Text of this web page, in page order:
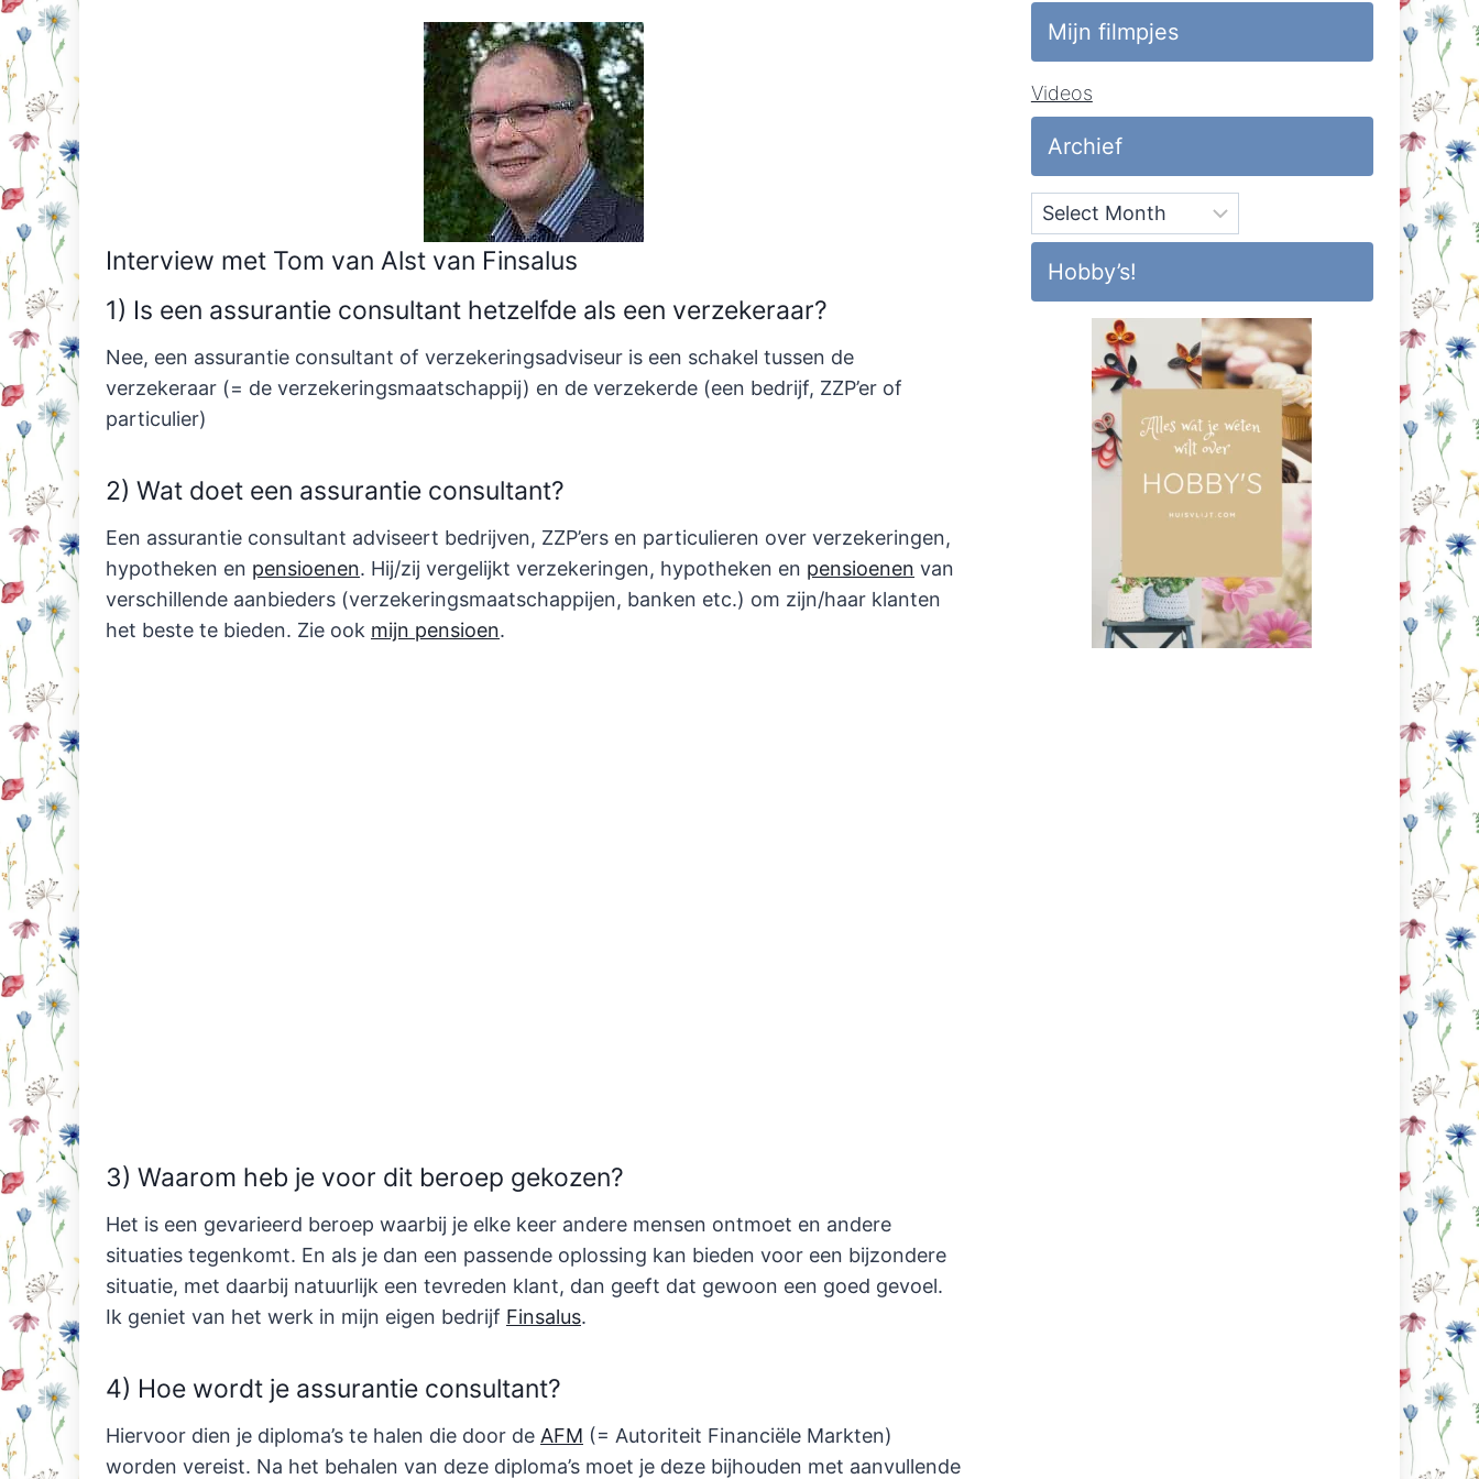
Interview met Tom van Alst van Finsalus
1) Is een assurantie consultant hetzelfde als een verzekeraar?
Nee, een assurantie consultant of verzekeringsadviseur is een schakel tussen de
verzekeraar (= de verzekeringsmaatschappij) en de verzekerde (een bedrijf, ZZP’er of
particulier)
2) Wat doet een assurantie consultant?
Een assurantie consultant adviseert bedrijven, ZZP’ers en particulieren over verzekeringen,
hypotheken en pensioenen. Hij/zij vergelijkt verzekeringen, hypotheken en pensioenen van
verschillende aanbieders (verzekeringsmaatschappijen, banken etc.) om zijn/haar klanten
het beste te bieden. Zie ook mijn pensioen.
3) Waarom heb je voor dit beroep gekozen?
Het is een gevarieerd beroep waarbij je elke keer andere mensen ontmoet en andere
situaties tegenkomt. En als je dan een passende oplossing kan bieden voor een bijzondere
situatie, met daarbij natuurlijk een tevreden klant, dan geeft dat gewoon een goed gevoel.
Ik geniet van het werk in mijn eigen bedrijf Finsalus.
4) Hoe wordt je assurantie consultant?
Hiervoor dien je diploma’s te halen die door de AFM (= Autoriteit Financiële Markten)
worden vereist. Na het behalen van deze diploma’s moet je deze bijhouden met aanvullende
Mijn filmpjes
Videos
Archief
Archief
Hobby’s!